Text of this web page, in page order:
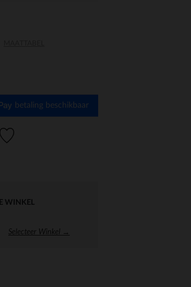
betaling beschikbaar
WINKEL
Selecteer Winkel →